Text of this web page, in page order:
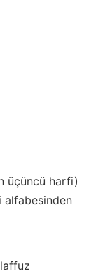
üçüncü harfi)
alfabesinden